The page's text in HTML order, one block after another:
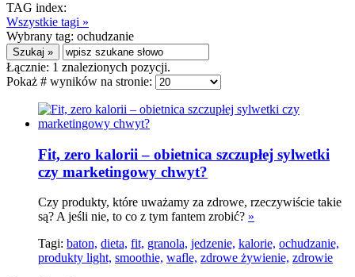
TAG index:
Wszystkie tagi »
Wybrany tag: ochudzanie
Łącznie: 1 znalezionych pozycji.
Pokaż # wyników na stronie:
Fit, zero kalorii – obietnica szczupłej sylwetki
czy marketingowy chwyt?
Czy produkty, które uważamy za zdrowe, rzeczywiście takie
są? A jeśli nie, to co z tym fantem zrobić? »
Tagi: baton, dieta, fit, granola, jedzenie, kalorie, ochudzanie,
produkty light, smoothie, wafle, zdrowe żywienie, zdrowie